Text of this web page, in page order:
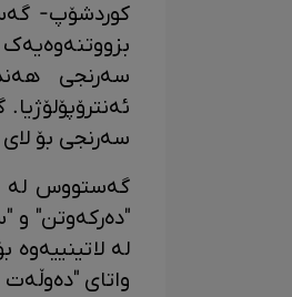
کوردشۆپ-
سەرنجی
سەرنجی بۆ
"دەرکەوتن" و
واتای